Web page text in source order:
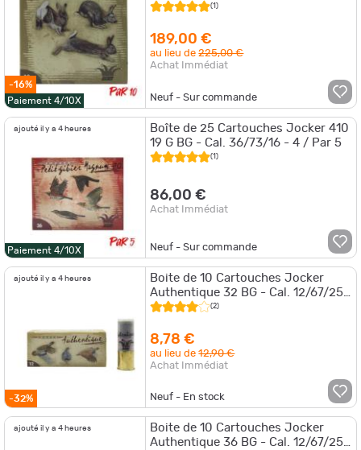
-16%
Paiement 4/10X
6,5/8 - Par 10
(1)
189,00 €
au lieu de225,00 €
Achat Immédiat
Neuf - Sur commande
ajouté il y a 4 heures
Paiement 4/10X
Boîte de 25 Cartouches Jocker 410
19 G BG - Cal. 36/73/16 - 4 / Par 5
(1)
86,00 €
Achat Immédiat
Neuf - Sur commande
ajouté il y a 4 heures
-32%
Boite de 10 Cartouches Jocker
Authentique 32 BG - Cal. 12/67/25
- 10 NI / Par 1
(2)
8,78 €
au lieu de12,90 €
Achat Immédiat
Neuf - En stock
ajouté il y a 4 heures
Boite de 10 Cartouches Jocker
Authentique 36 BG - Cal. 12/67/25